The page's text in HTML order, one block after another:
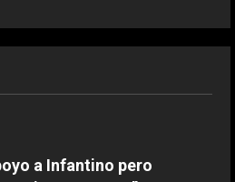
a Infantino pero
mantiene a Infantino como
aunque admite errores